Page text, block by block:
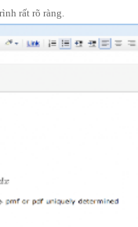
rất rõ ràng.